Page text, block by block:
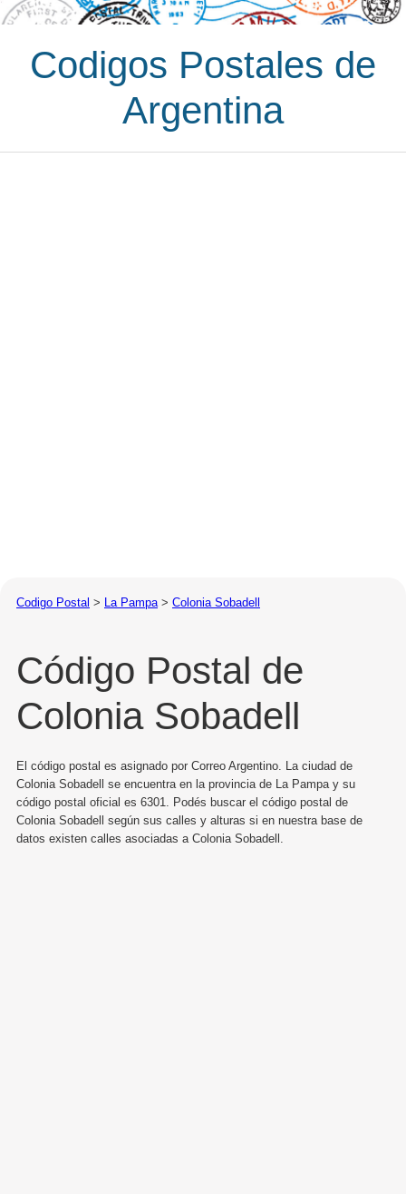
Codigos Postales de
Argentina
Codigo Postal > La Pampa > Colonia Sobadell
Código Postal de
Colonia Sobadell
El código postal es asignado por Correo Argentino. La ciudad de
Colonia Sobadell se encuentra en la provincia de La Pampa y su
código postal oficial es 6301. Podés buscar el código postal de
Colonia Sobadell según sus calles y alturas si en nuestra base de
datos existen calles asociadas a Colonia Sobadell.